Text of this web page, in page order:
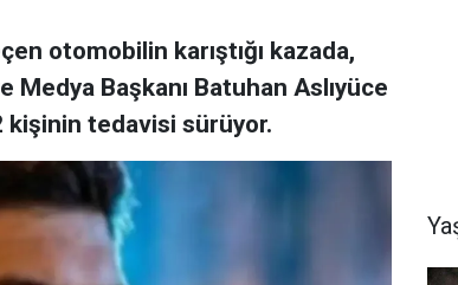
otomobilin karıştığı kazada,
Medya Başkanı Batuhan Aslıyüce
kişinin tedavisi sürüyor.